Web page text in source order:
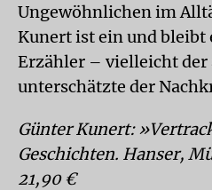
Ungewöhnlichen im
Kunert ist ein und bleibt
Erzähler – vielleicht der
unterschätzte der
Günter Kunert:
Geschichten. Hanser,
21,90 €